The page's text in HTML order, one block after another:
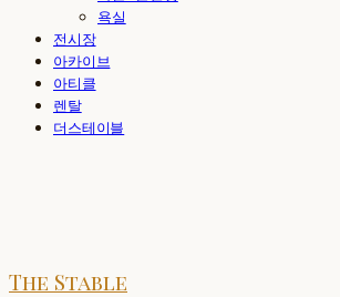
욕실
전시장
아카이브
아티클
렌탈
더스테이블
The Stable